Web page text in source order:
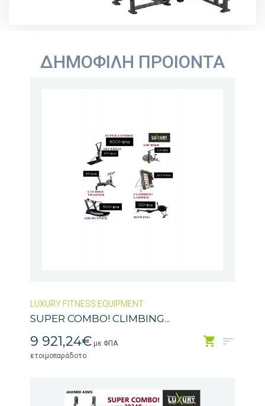
ΔΗΜΟΦΙΛΉ ΠΡΟΙΌΝΤΑ
LUXURY FITNESS EQUIPMENT
SUPER COMBO! CLIMBING...
9 921,24€ με ΦΠΑ
ετοιμοπαράδοτο